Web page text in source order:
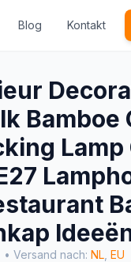
Blog Kontakt
Bamboe
Lamp
• Versand nach: NL EU